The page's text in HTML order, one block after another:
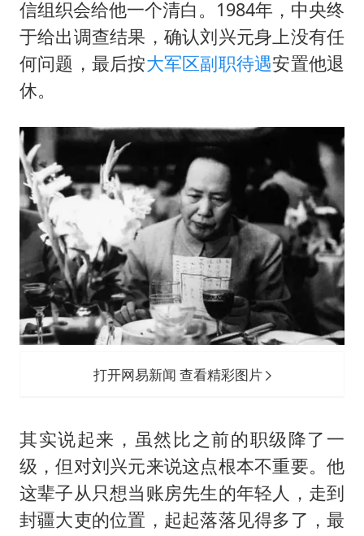
信组织会给他一个清白。1984年，中央终
于给出调查结果，确认刘兴元身上没有任
何问题，最后按大军区副职待遇安置他退
休。
打开网易新闻 查看精彩图片
其实说起来，虽然比之前的职级降了一
级，但对刘兴元来说这点根本不重要。他
这辈子从只想当账房先生的年轻人，走到
封疆大吏的位置，起起落落见得多了，最